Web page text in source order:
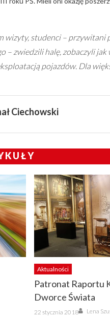
wizyty, studenci –
– zwiedzili halę, zobaczyli
pojazdów. Dla
Ciechowski
Aktualności
Patronat Raportu
Dworce Świata
Posted
on
22 stycznia 2018 Author
Lena